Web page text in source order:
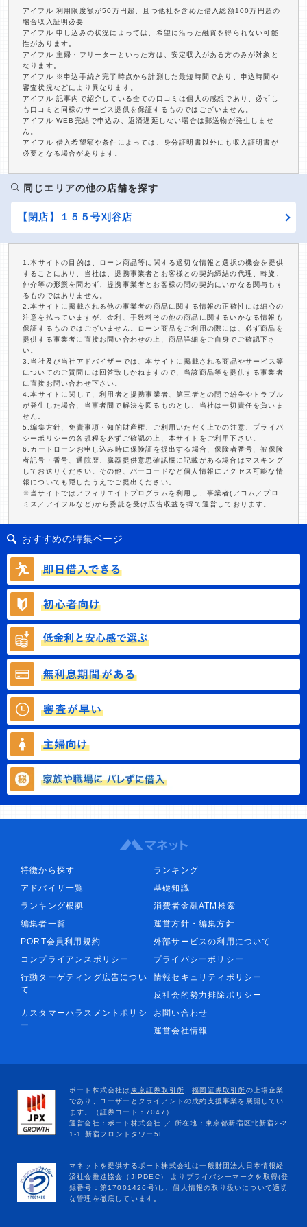
アイフル 利用限度額が50万円超、且つ他社を含めた借入総額100万円超の
場合収入証明必要
アイフル 申し込みの状況によっては、希望に沿った融資を得られない可能
性があります。
アイフル 主婦・フリーターといった方は、安定収入がある方のみが対象と
なります。
アイフル ※申込手続き完了時点から計測した最短時間であり、申込時間や
審査状況などにより異なります。
アイフル 記事内で紹介している全ての口コミは個人の感想であり、必ずし
も口コミと同様のサービス提供を保証するものではございません。
アイフル WEB完結で申込み、返済遅延しない場合は郵送物が発生しませ
ん。
アイフル 借入希望額や条件によっては、身分証明書以外にも収入証明書が
必要となる場合があります。
同じエリアの他の店舗を探す
【閉店】１５５号刈谷店
1.本サイトの目的は、ローン商品等に関する適切な情報と選択の機会を提供
することにあり、当社は、提携事業者とお客様との契約締結の代理、斡旋、
仲介等の形態を問わず、提携事業者とお客様の間の契約にいかなる関与もす
るものではありません。
2.本サイトに掲載される他の事業者の商品に関する情報の正確性には細心の
注意を払っていますが、金利、手数料その他の商品に関するいかなる情報も
保証するものではございません。ローン商品をご利用の際には、必ず商品を
提供する事業者に直接お問い合わせの上、商品詳細をご自身でご確認下さ
い。
3.当社及び当社アドバイザーでは、本サイトに掲載される商品やサービス等
についてのご質問には回答致しかねますので、当該商品等を提供する事業者
に直接お問い合わせ下さい。
4.本サイトに関して、利用者と提携事業者、第三者との間で紛争やトラブル
が発生した場合、当事者間で解決を図るものとし、当社は一切責任を負いま
せん。
5.編集方針、免責事項・知的財産権、ご利用いただく上での注意、プライバ
シーポリシーの各規程を必ずご確認の上、本サイトをご利用下さい。
6.カードローンお申し込み時に保険証を提出する場合、保険者番号、被保険
者記号・番号、通院歴、臓器提供意思確認欄に記載がある場合はマスキング
してお送りください。その他、バーコードなど個人情報にアクセス可能な情
報についても隠したうえでご提出ください。
※当サイトではアフィリエイトプログラムを利用し、事業者(アコム／プロ
ミス／アイフルなど)から委託を受け広告収益を得て運営しております。
おすすめの特集ページ
特徴から探す
ランキング
アドバイザ一覧
基礎知識
ランキング根拠
消費者金融ATM検索
編集者一覧
運営方針・編集方針
PORT会員利用規約
外部サービスの利用について
コンプライアンスポリシー
プライバシーポリシー
行動ターゲティング広告につい
て
情報セキュリティポリシー
反社会的勢力排除ポリシー
カスタマーハラスメントポリシ
ー
お問い合わせ
運営会社情報